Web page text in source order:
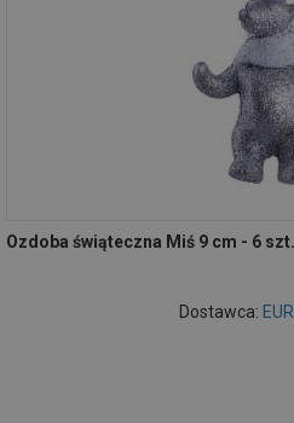
Ozdoba świąteczna Miś 9 cm - 6
Dostawca: